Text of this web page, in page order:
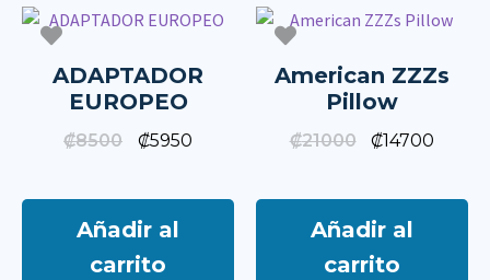
ADAPTADOR
EUROPEO
₡8500 ₡5950
Añadir al
carrito
American ZZZs
Pillow
₡21000 ₡14700
Añadir al
carrito